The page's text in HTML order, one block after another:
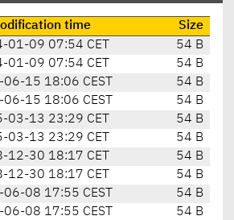
time
Size
01-09 07:54 CET
54 B
01-09 07:54 CET
54 B
15 18:06 CEST
54 B
15 18:06 CEST
54 B
03-13 23:29 CET
54 B
03-13 23:29 CET
54 B
12-30 18:17 CET
54 B
12-30 18:17 CET
54 B
08 17:55 CEST
54 B
08 17:55 CEST
54 B